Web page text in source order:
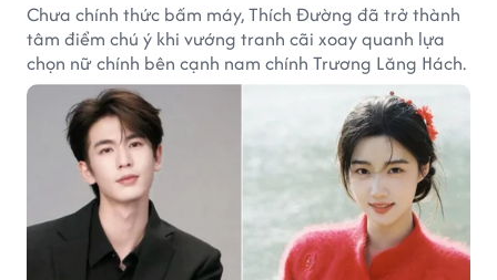
Chưa chính thức bấm máy, Thích Đường đã trở thành
tâm điểm chú ý khi vướng tranh cãi xoay quanh lựa
chọn nữ chính bên cạnh nam chính Trương Lăng Hách.